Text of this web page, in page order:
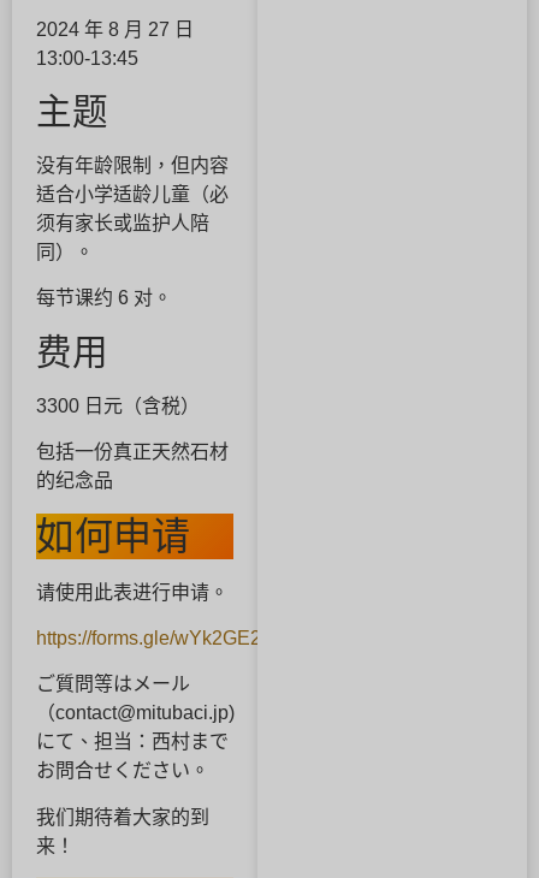
2024 年 8 月 27 日
13:00-13:45
主题
没有年龄限制，但内容
适合小学适龄儿童（必
须有家长或监护人陪
同）。
每节课约 6 对。
费用
3300 日元（含税）
包括一份真正天然石材
的纪念品
如何申请
请使用此表进行申请。
https://forms.gle/wYk2GE2ySJavubBx5
ご質問等はメール
（contact@mitubaci.jp)
にて、担当：西村まで
お問合せください。
我们期待着大家的到
来！